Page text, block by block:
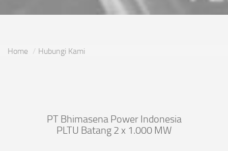
Home Hubungi Kami
PT Bhimasena Power Indonesia
PLTU Batang 2 x 1.000 MW